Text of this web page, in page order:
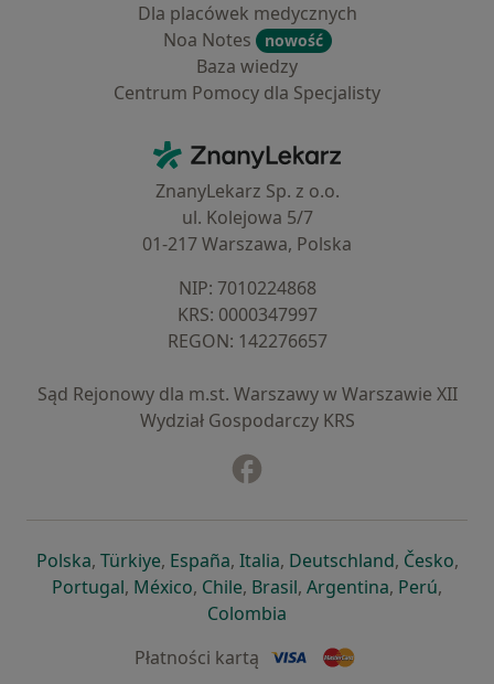
Dla placówek medycznych
Noa Notes
nowość
Baza wiedzy
Centrum Pomocy dla Specjalisty
ZnanyLekarz - Strona główna
ZnanyLekarz Sp. z o.o.
ul. Kolejowa 5/7
01-217 Warszawa, Polska
NIP: ⁠7010224868
KRS: ⁠0000347997
REGON: ⁠142276657
Sąd Rejonowy dla m.st. Warszawy w Warszawie XII
Wydział Gospodarczy KRS
Polskaotwiera się w nowej karcie
, Türkiyeotwiera się w nowej karcie
, Españaotwiera się w nowej karcie
, Italiaotwiera się w nowej
, Deutschlandotwiera się
, Česko,
Portugalotwiera się w nowej karcie
, Méxicootwiera się w nowej karcie
, Chileotwiera się w nowej karcie
, Brasilotwiera się w nowej
, Argentinaotwiera się
, Perú,
Colombia
Płatności kartą